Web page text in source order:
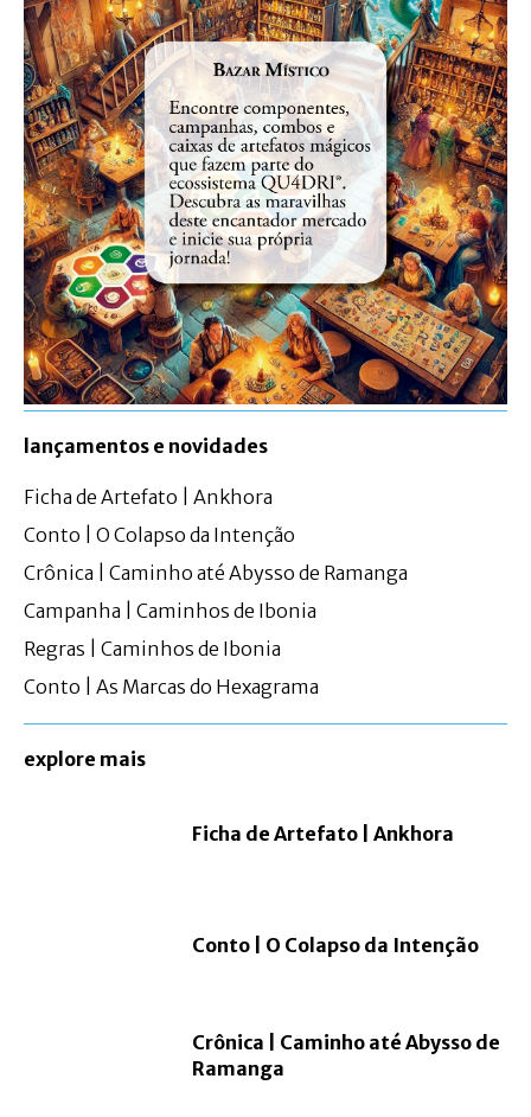
lançamentos e novidades
Ficha de Artefato | Ankhora
Conto | O Colapso da Intenção
Crônica | Caminho até Abysso de Ramanga
Campanha | Caminhos de Ibonia
Regras | Caminhos de Ibonia
Conto | As Marcas do Hexagrama
explore mais
Ficha de Artefato | Ankhora
Conto | O Colapso da Intenção
Crônica | Caminho até Abysso de
Ramanga